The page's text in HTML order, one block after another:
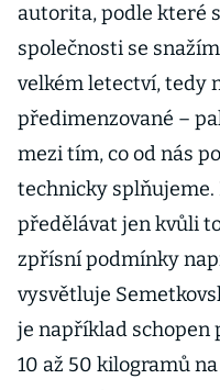
autorita, podle které
společnosti se
velkém letectví, tedy
předimenzované –
mezi tím, co od nás
technicky splňujeme.
předělávat jen kvůli
zpřísní podmínky
vysvětluje
je například schopen
10 až 50 kilogramů